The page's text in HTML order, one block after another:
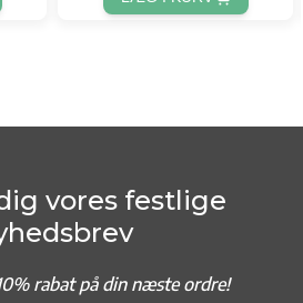
vores festlige
rabat på din næste ordre!